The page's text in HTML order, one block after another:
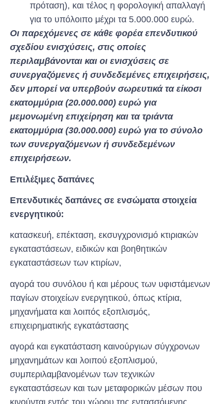
πρόταση), και τέλος η φορολογική απαλλαγή
για το υπόλοιπο μέχρι τα 5.000.000 ευρώ.
Οι παρεχόμενες σε κάθε φορέα επενδυτικού
σχεδίου ενισχύσεις, στις οποίες
περιλαμβάνονται και οι ενισχύσεις σε
συνεργαζόμενες ή συνδεδεμένες επιχειρήσεις,
δεν μπορεί να υπερβούν σωρευτικά τα είκοσι
εκατομμύρια (20.000.000) ευρώ για
μεμονωμένη επιχείρηση και τα τριάντα
εκατομμύρια (30.000.000) ευρώ για το σύνολο
των συνεργαζόμενων ή συνδεδεμένων
επιχειρήσεων.
Επιλέξιμες δαπάνες
Επενδυτικές δαπάνες σε ενσώματα στοιχεία
ενεργητικού:
κατασκευή, επέκταση, εκσυγχρονισμό κτιριακών
εγκαταστάσεων, ειδικών και βοηθητικών
εγκαταστάσεων των κτιρίων,
αγορά του συνόλου ή και μέρους των υφιστάμενων
παγίων στοιχείων ενεργητικού, όπως κτίρια,
μηχανήματα και λοιπός εξοπλισμός,
επιχειρηματικής εγκατάστασης
αγορά και εγκατάσταση καινούργιων σύγχρονων
μηχανημάτων και λοιπού εξοπλισμού,
συμπεριλαμβανομένων των τεχνικών
εγκαταστάσεων και των μεταφορικών μέσων που